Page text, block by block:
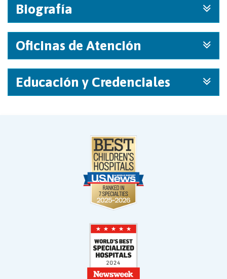
Biografía
Oficinas de Atención
Educación y Credenciales